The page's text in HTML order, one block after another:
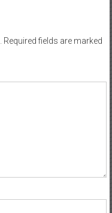
Required fields are marked